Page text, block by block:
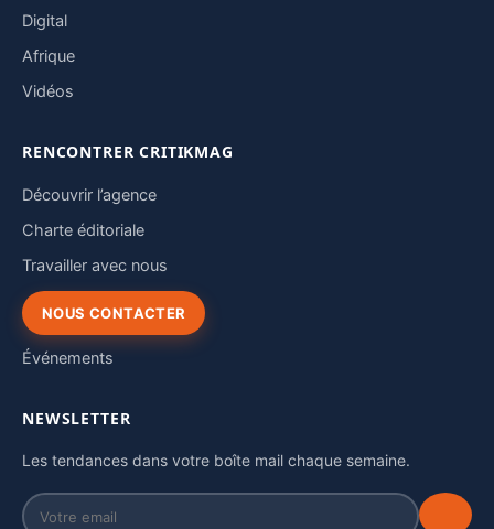
Digital
Afrique
Vidéos
RENCONTRER CRITIKMAG
Découvrir l’agence
Charte éditoriale
Travailler avec nous
NOUS CONTACTER
Événements
NEWSLETTER
Les tendances dans votre boîte mail chaque semaine.